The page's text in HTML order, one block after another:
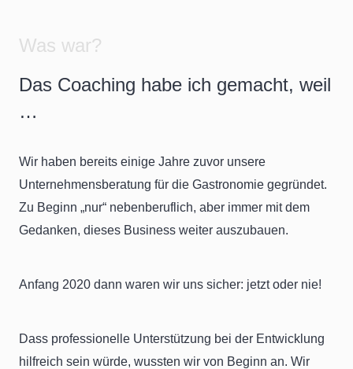
Was war?
Das Coaching habe ich gemacht, weil
…
Wir haben bereits einige Jahre zuvor unsere
Unternehmensberatung für die Gastronomie gegründet.
Zu Beginn „nur“ nebenberuflich, aber immer mit dem
Gedanken, dieses Business weiter auszubauen.
Anfang 2020 dann waren wir uns sicher: jetzt oder nie!
Dass professionelle Unterstützung bei der Entwicklung
hilfreich sein würde, wussten wir von Beginn an. Wir